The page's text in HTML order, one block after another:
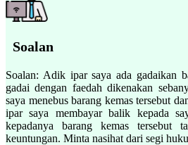
Soalan
Soalan: Adik ipar saya ada gadaikan
gadai dengan faedah dikenakan
saya menebus barang kemas tersebut
ipar saya membayar balik kepada
kepadanya barang kemas tersebut
keuntungan. Minta nasihat dari segi